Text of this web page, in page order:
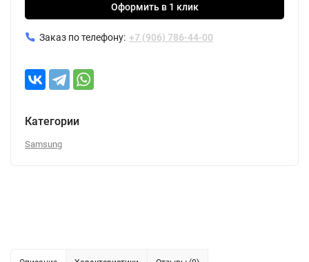
Оформить в 1 клик
Заказ по телефону: +7 (906) 786-44-00
Категории
Samsung